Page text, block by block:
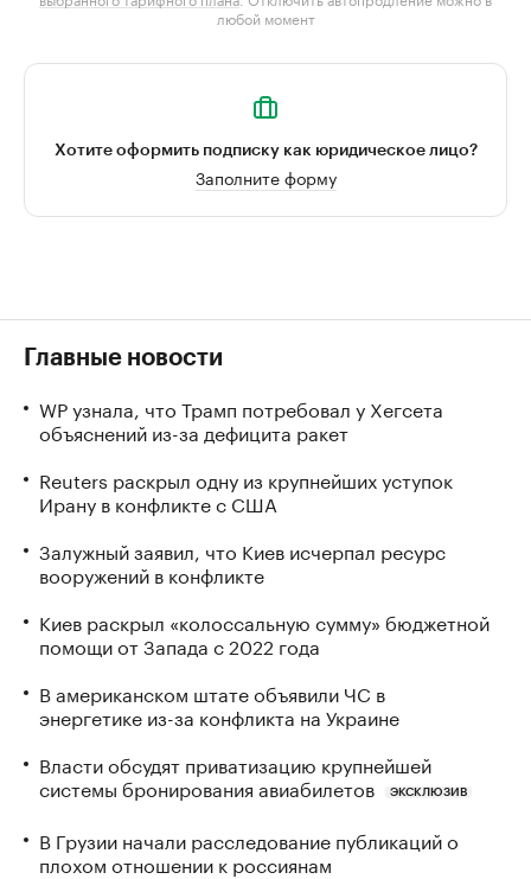
любой момент
Хотите оформить подписку как юридическое лицо?
Заполните форму
Главные новости
WP узнала, что Трамп потребовал у Хегсета
объяснений из-за дефицита ракет
Reuters раскрыл одну из крупнейших уступок
Ирану в конфликте с США
Залужный заявил, что Киев исчерпал ресурс
вооружений в конфликте
Киев раскрыл «колоссальную сумму» бюджетной
помощи от Запада с 2022 года
В американском штате объявили ЧС в
энергетике из-за конфликта на Украине
Власти обсудят приватизацию крупнейшей
системы бронирования авиабилетов
ЭКСКЛЮЗИВ
В Грузии начали расследование публикаций о
плохом отношении к россиянам